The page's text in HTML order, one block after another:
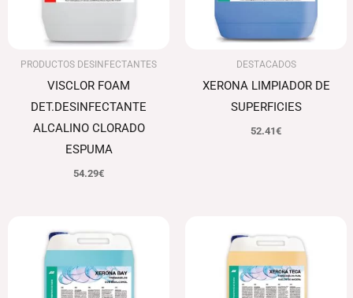
PRODUCTOS DESINFECTANTES
VISCLOR FOAM
DET.DESINFECTANTE
ALCALINO CLORADO
ESPUMA
54.29€
DESTACADOS
XERONA LIMPIADOR DE
SUPERFICIES
52.41€